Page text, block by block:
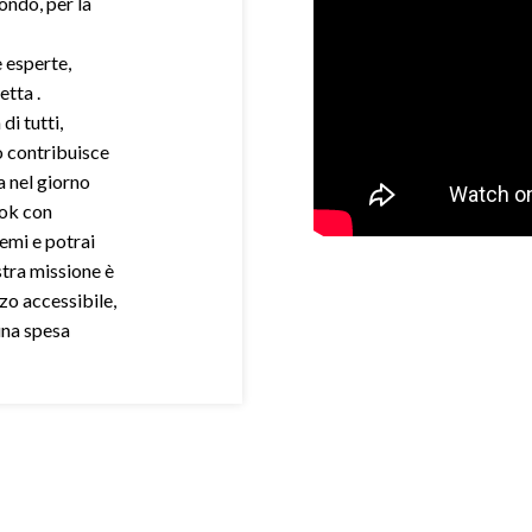
esperte,
.
di tutti,
contribuisce
nel giorno
con
e potrai
missione è
accessibile,
spesa